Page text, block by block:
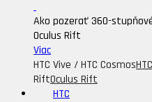
Ako pozerať 360-
Oculus Rift
Viac
HTC Vive / HTC Cosmos
RiftOculus Rift
HTC